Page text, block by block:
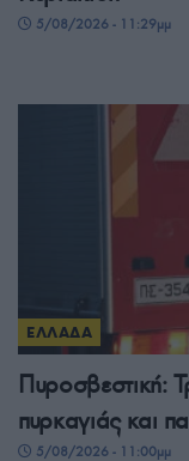
5/08/2026 - 11:29μμ
ΕΛΛΑΔΑ
Πυροσβεστική:
πυρκαγιάς και
5/08/2026 - 11:00μμ